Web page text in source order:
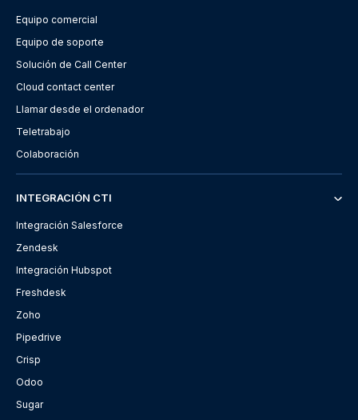
Equipo comercial
Equipo de soporte
Solución de Call Center
Cloud contact center
Llamar desde el ordenador
Teletrabajo
Colaboración
INTEGRACIÓN CTI
Integración Salesforce
Zendesk
Integración Hubspot
Freshdesk
Zoho
Pipedrive
Crisp
Odoo
Sugar